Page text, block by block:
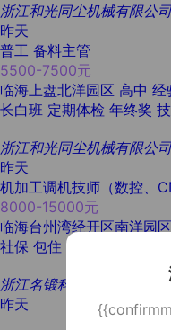
浙江和光同尘机械有限公司
昨天
普工 备料主管
5500-7500元
临海上盘北洋园区 高中 经
长白班 定期体检 年终奖
浙江和光同尘机械有限公司
昨天
机加工调机技师（数控、
8000-15000元
临海台州湾经开区南洋园区
社保 包住
浙江名锻科技有限公司
昨天